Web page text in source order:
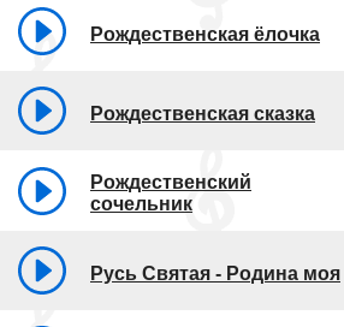
Рождественская ёлочка
Рождественская сказка
Рождественский
сочельник
Русь Святая - Родина моя